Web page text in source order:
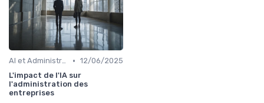
AI et Administration • 12/06/2025
L'impact de l'IA sur
l'administration des
entreprises